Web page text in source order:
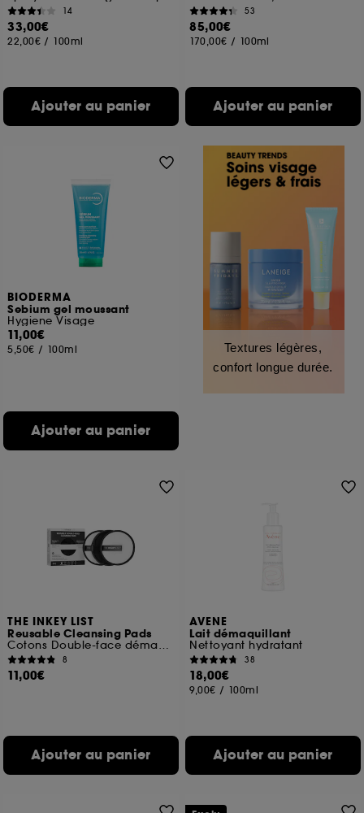
14
33,00€
22,00€ / 100ml
Ajouter au panier
53
85,00€
170,00€ / 100ml
Ajouter au panier
BIODERMA
Sebium gel moussant
Hygiene Visage
11,00€
5,50€ / 100ml
Ajouter au panier
Textures légères,
confort longue durée.
THE INKEY LIST
Reusable Cleansing Pads
Cotons Double-face démaquillants réutilisables
8
11,00€
Ajouter au panier
AVENE
Lait démaquillant
Nettoyant hydratant
38
18,00€
9,00€ / 100ml
Ajouter au panier